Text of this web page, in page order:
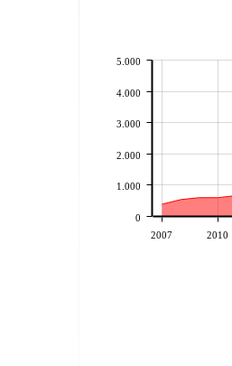
2007 2010
0
1.000
2.000
3.000
4.000
5.000